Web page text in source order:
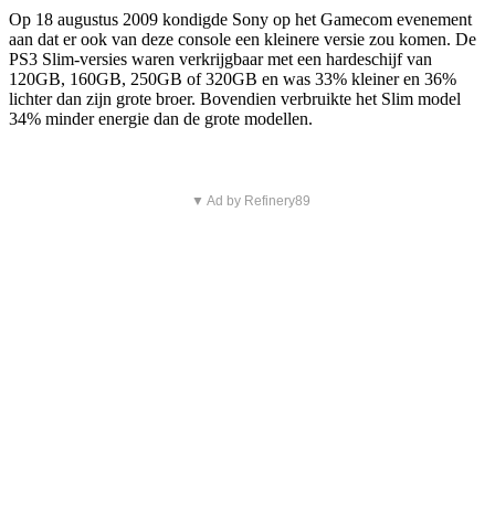
Op 18 augustus 2009 kondigde Sony op het Gamecom evenement
aan dat er ook van deze console een kleinere versie zou komen. De
PS3 Slim-versies waren verkrijgbaar met een hardeschijf van
120GB, 160GB, 250GB of 320GB en was 33% kleiner en 36%
lichter dan zijn grote broer. Bovendien verbruikte het Slim model
34% minder energie dan de grote modellen.
▼ Ad by Refinery89